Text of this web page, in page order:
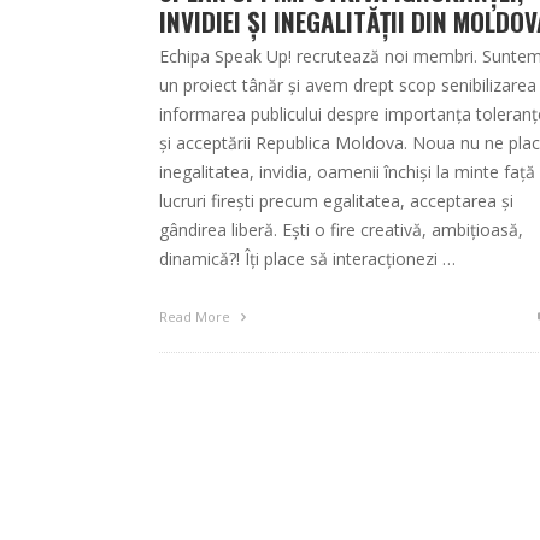
INVIDIEI ȘI INEGALITĂȚII DIN
Echipa Speak Up! recrutează noi membri. Suntem
un proiect tânăr şi avem drept scop senibilizarea
informarea publicului despre importanța
şi acceptării Republica Moldova. Noua nu ne
inegalitatea, invidia, oamenii închiși la minte față
lucruri firești precum egalitatea, acceptarea și
gândirea liberă. Eşti o fire creativă, ambițioasă,
dinamică?! Îți place să interacționezi …
Read More